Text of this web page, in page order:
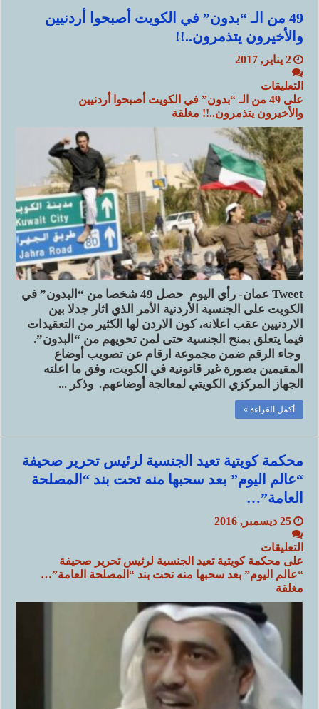
49 من الـ “بدون” في الكويت أصبحوا أردنيين
والأخيرون يتذمرون..!!
2 يناير, 2017
التعليقات
على 49 من الـ “بدون” في الكويت أصبحوا أردنيين
والأخيرون يتذمرون..!! مغلقة
Tweet عمان- رأي اليوم حصل 49 شخصا من “البدون” في
الكويت على الجنسية الأردنية الأمر الذي اثار جدلا بين
الاردنيين عقب اعلانه، كون الاردن لها الكثير من التعقيدات
فيما يتعلق بمنح الجنسية حتى لمن تحويهم من “البدون”.
وجاء الرقم ضمن مجموعة ارقام عن تصويب أوضاع
المقيمين بصورة غير قانونية في الكويت، وفق ما اعلنه
الجهاز المركزي الكويتي لمعالجة أوضاعهم. وذكر ...
أكمل القراءة »
محكمة كويتية تعيد الجنسية لرئيس تحرير صحيفة
“عالم اليوم” بعد سحبها منه تحت بند “المصلحة
العامة”…
25 ديسمبر, 2016
التعليقات
على محكمة كويتية تعيد الجنسية لرئيس تحرير صحيفة
“عالم اليوم” بعد سحبها منه تحت بند “المصلحة العامة”…
مغلقة